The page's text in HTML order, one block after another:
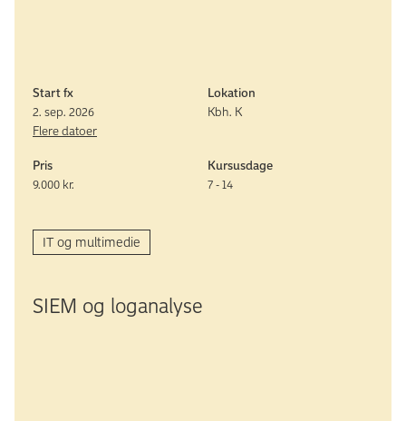
Start fx
2. sep. 2026
Flere datoer
Lokation
Kbh. K
Pris
9.000 kr.
Kursusdage
7 - 14
IT og multimedie
SIEM og log­analyse